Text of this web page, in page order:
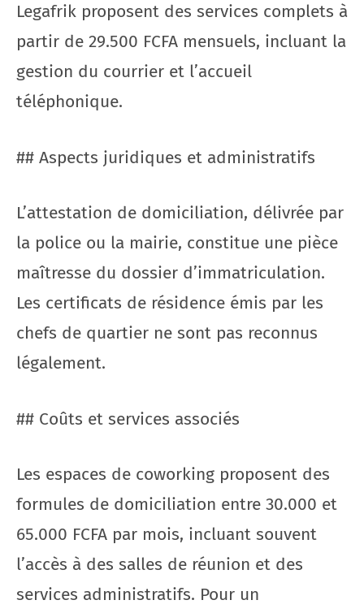
Legafrik proposent des services complets à
partir de 29.500 FCFA mensuels, incluant la
gestion du courrier et l’accueil
téléphonique.
## Aspects juridiques et administratifs
L’attestation de domiciliation, délivrée par
la police ou la mairie, constitue une pièce
maîtresse du dossier d’immatriculation.
Les certificats de résidence émis par les
chefs de quartier ne sont pas reconnus
légalement.
## Coûts et services associés
Les espaces de coworking proposent des
formules de domiciliation entre 30.000 et
65.000 FCFA par mois, incluant souvent
l’accès à des salles de réunion et des
services administratifs. Pour un